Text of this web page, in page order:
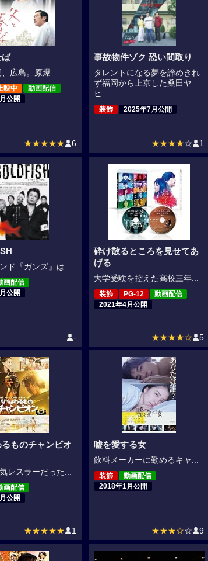
ば
広島。原爆...
映中
動画配信
公開
★★★★★ 6
事故物件ゾク 恐い間取り
タレントになる夢を諦めきれ
ず福岡から上京した桑田ヤ
ヒ...
装飾 2025年7月公開
★★★★☆ 1
ド『ガンズ』は...
画配信
公開
-
砕け散るところを見せてあ
げる
大学受験を控えた高校三年...
装飾 PG-12
動画配信
2021年4月公開
★★★★☆ 5
ものチャンピオ
レスラーだった...
画配信
公開
★★★★★ 1
嘘を愛する女
飲料メーカーに勤めるキャ...
装飾
動画配信
2018年1月公開
★★★☆☆ 9